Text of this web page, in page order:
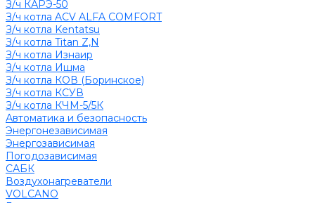
З/ч КАРЭ-50
З/ч котла ACV ALFA COMFORT
З/ч котла Kentatsu
З/ч котла Titan Z,N
З/ч котла Изнаир
З/ч котла Ишма
З/ч котла КОВ (Боринское)
З/ч котла КСУВ
З/ч котла КЧМ-5/5К
Автоматика и безопасность
Энергонезависимая
Энергозависимая
Погодозависимая
САБК
Воздухонагреватели
VOLCANO